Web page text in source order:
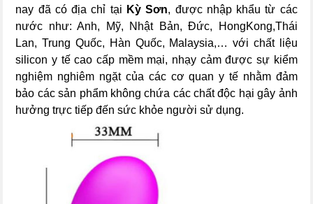
nay đã có địa chỉ tại Kỳ Sơn, được nhập khẩu từ các
nước như: Anh, Mỹ, Nhật Bản, Đức, HongKong,Thái
Lan, Trung Quốc, Hàn Quốc, Malaysia,… với chất liệu
silicon y tế cao cấp mềm mại, nhạy cảm được sự kiểm
nghiệm nghiêm ngặt của các cơ quan y tế nhằm đảm
bảo các sản phẩm không chứa các chất độc hại gây ảnh
hưởng trực tiếp đến sức khỏe người sử dụng.